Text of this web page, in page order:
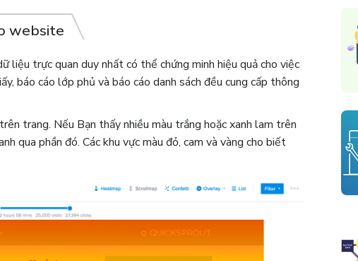
website
liệu trực quan duy nhất có thể chứng minh hiệu quả cho việc
báo cáo lớp phủ và báo cáo danh sách đều cung cấp thông
trang. Nếu Bạn thấy nhiều màu trắng hoặc xanh lam trên
qua phần đó. Các khu vực màu đỏ, cam và vàng cho biết